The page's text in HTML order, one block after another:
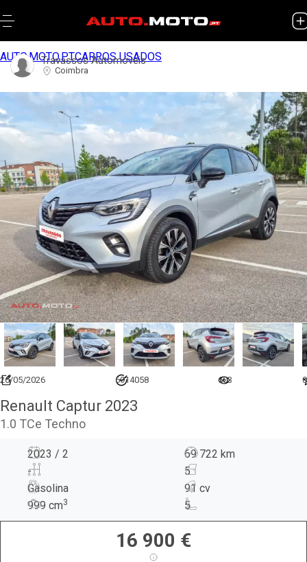
AUTO.MOTO.PTCARROS USADOS
26/05/2026 6914058 603 0
Renault Captur 2023
1.0 TCe Techno
2023 / 2
69 722 km
-
5
Gasolina
91 cv
999 cm3 5
16 900 €
Travassos Automóveis
Coimbra